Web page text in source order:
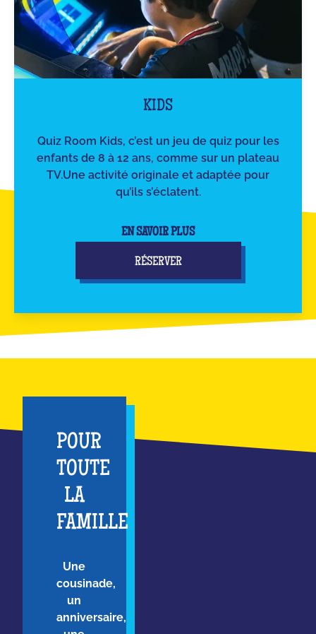
KIDS
Quiz Room Kids, c’est un jeu de quiz pour les
enfants de 8 à 12 ans, comme sur un plateau
TV.Une activité originale et adaptée pour
qu’ils s’éclatent.
EN SAVOIR PLUS
RÉSERVER
POUR
TOUTE
LA
FAMILLE
Une
cousinade,
un
anniversaire,